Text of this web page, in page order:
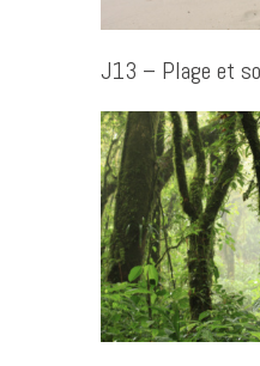
J13 – Plage et